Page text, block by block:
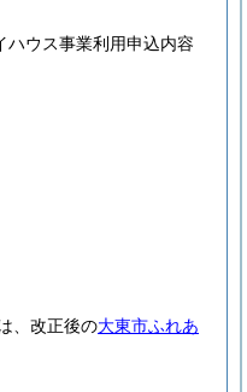
ハウス事業利用申込内容
、改正後の大東市ふれあ